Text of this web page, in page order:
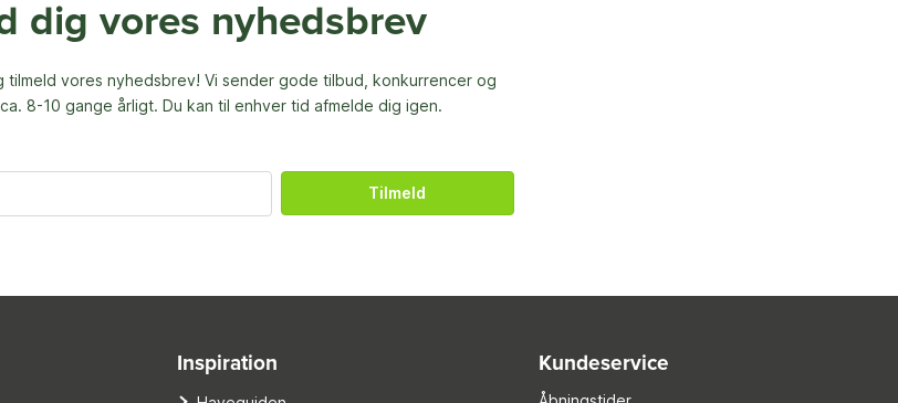
dig vores nyhedsbrev
tilmeld vores nyhedsbrev! Vi sender gode tilbud, konkurrencer og
8-10 gange årligt. Du kan til enhver tid afmelde dig igen.
Tilmeld
Inspiration Kundeservice